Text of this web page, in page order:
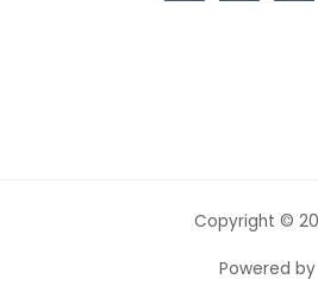
Copyright ©
Powered by